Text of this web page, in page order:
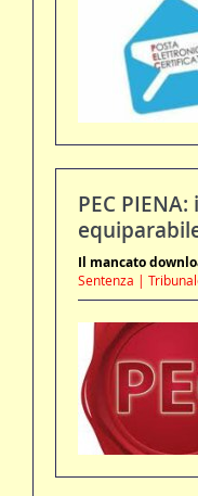
PEC
Il mancato
Sentenza |